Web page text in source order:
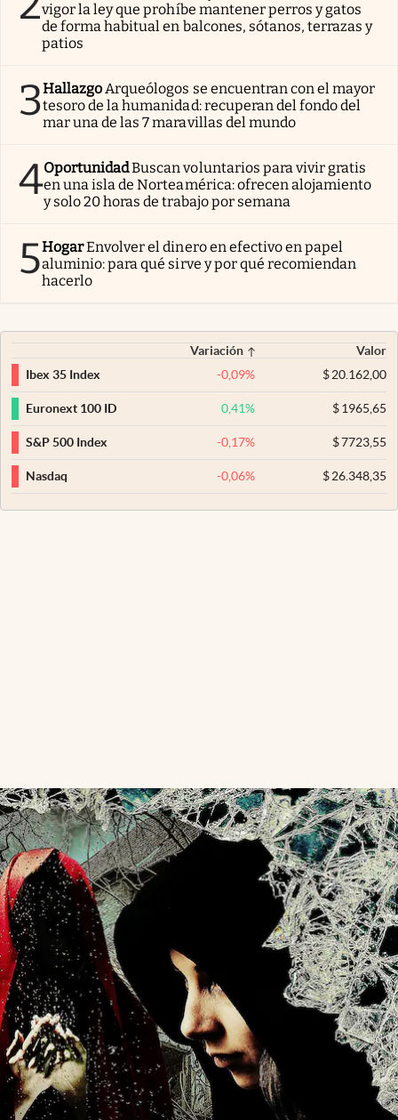
vigor la ley que prohíbe mantener perros y gatos
de forma habitual en balcones, sótanos, terrazas y
patios
3Hallazgo Arqueólogos se encuentran con el mayor
tesoro de la humanidad: recuperan del fondo del
mar una de las 7 maravillas del mundo
4OportunidadBuscan voluntarios para vivir gratis
en una isla de Norteamérica: ofrecen alojamiento
y solo 20 horas de trabajo por semana
5HogarEnvolver el dinero en efectivo en papel
aluminio: para qué sirve y por qué recomiendan
hacerlo
Variación
Valor
Ibex 35 Index
-0,09% $20.162,00
Euronext 100 ID 0,41% $1965,65
S&P 500 Index -0,17% $7723,55
Nasdaq -0,06% $26.348,35